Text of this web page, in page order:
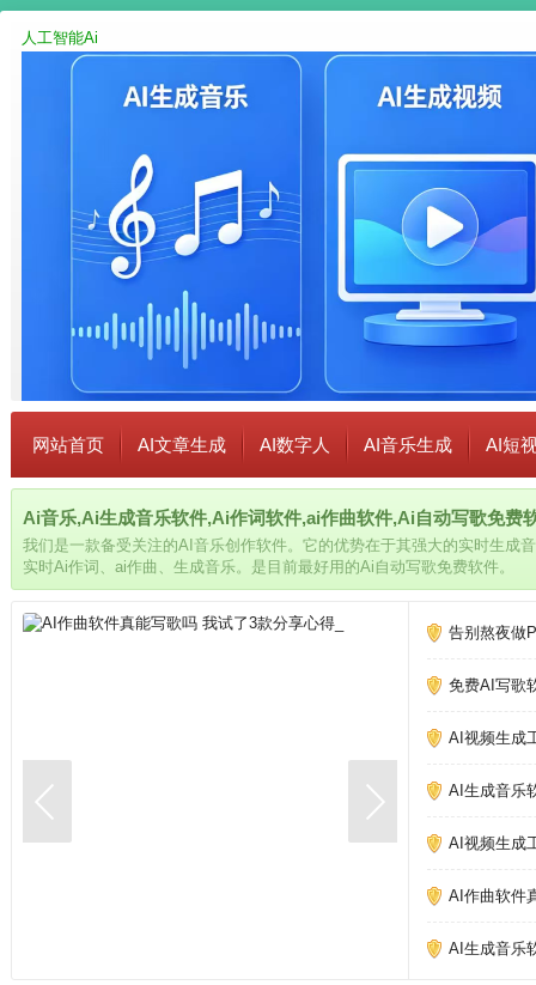
人工智能Ai
网站首页 AI文章生成 AI数字人 AI音乐生成 AI短
Ai音乐,Ai生成音乐软件,Ai作词软件,ai作曲软件,Ai自动写歌免费
我们是一款备受关注的AI音乐创作软件。它的优势在于其强大的实时生成
实时Ai作词、ai作曲、生成音乐。是目前最好用的Ai自动写歌免费软件。
告别熬夜做
免费AI写歌
AI视频生成
AI生成音乐
AI视频生成
AI作曲软件
AI生成音乐